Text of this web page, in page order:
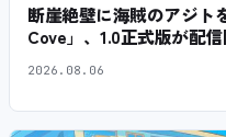
断崖絶壁に海賊のアジト
Cove」、1.0正式版が配信
2026.08.06